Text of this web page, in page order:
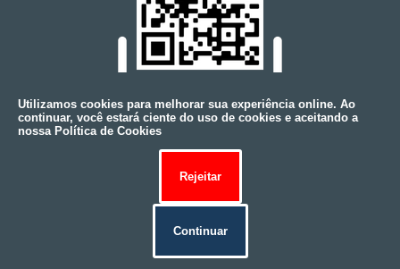
W3C
Utilizamos cookies para melhorar sua experiência online. Ao
continuar, você estará ciente do uso de cookies e aceitando a
nossa Política de Cookies
Rejeitar
Continuar